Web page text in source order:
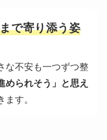
で寄り添う姿
な不安も一つずつ整
められそう」と思え
す。